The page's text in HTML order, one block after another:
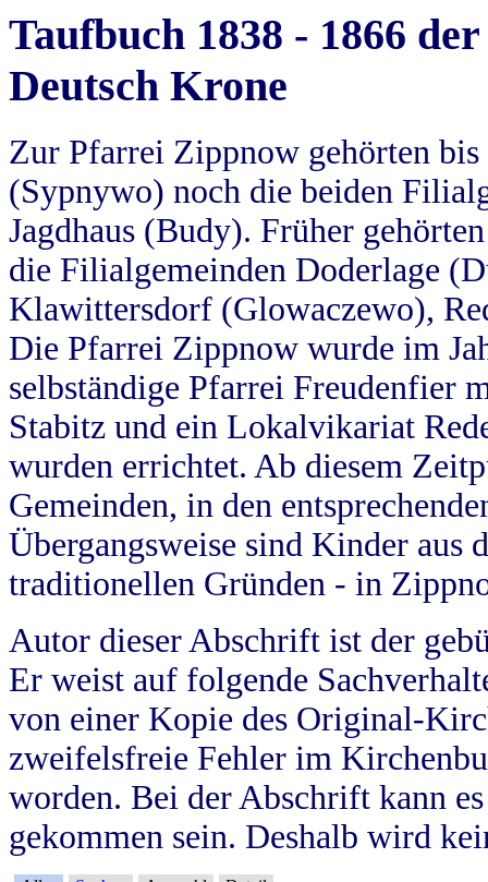
Taufbuch 1838 - 1866
Deutsch Krone
Zur Pfarrei Zippnow gehörten
(Sypnywo) noch die beiden
Jagdhaus (Budy). Früher
die Filialgemeinden Doderlage
Klawittersdorf (Glowaczewo),
Die Pfarrei Zippnow wurde im
selbständige Pfarrei Freudenfier
Stabitz und ein Lokalvikariat
wurden errichtet. Ab diesem
Gemeinden, in den
Übergangsweise sind Kinder aus
traditionellen Gründen - in
Autor dieser Abschrift ist der
Er weist auf folgende
von einer Kopie des Original-
zweifelsfreie Fehler im
worden. Bei der Abschrift kann
gekommen sein. Deshalb wird